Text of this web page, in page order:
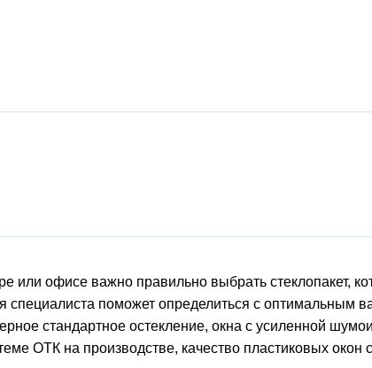
или офисе важно правильно выбрать стеклопакет,
специалиста поможет определиться с оптимальным
стандартное остекление, окна с усиленной
ОТК на производстве, качество пластиковых окон